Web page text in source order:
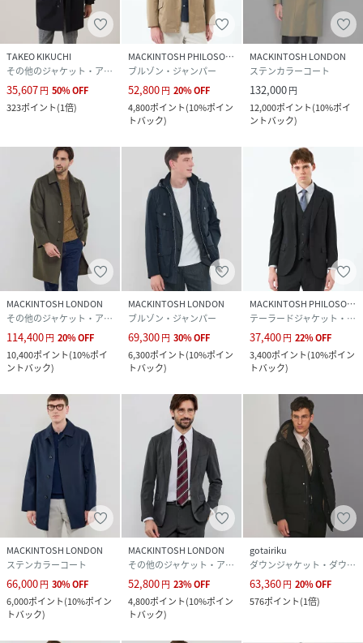
TAKEO KIKUCHI
その他のジャケット・アウター
35,607円 50%OFF
323ポイント(1倍)
MACKINTOSH PHILOSOPHY
ブルゾン・ジャンパー
52,800円 20%OFF
4,800ポイント(10%ポイン
トバック)
MACKINTOSH LONDON
ステンカラーコート
132,000円
12,000ポイント(10%ポイ
ントバック)
MACKINTOSH LONDON
その他のジャケット・アウター
114,400円 20%OFF
10,400ポイント(10%ポイ
ントバック)
MACKINTOSH LONDON
ブルゾン・ジャンパー
69,300円 30%OFF
6,300ポイント(10%ポイン
トバック)
MACKINTOSH PHILOSOPHY
テーラードジャケット・ブレザー
37,400円 22%OFF
3,400ポイント(10%ポイン
トバック)
MACKINTOSH LONDON
ステンカラーコート
66,000円 30%OFF
6,000ポイント(10%ポイン
トバック)
MACKINTOSH LONDON
その他のジャケット・アウター
52,800円 23%OFF
4,800ポイント(10%ポイン
トバック)
gotairiku
ダウンジャケット・ダウンベスト
63,360円 20%OFF
576ポイント(1倍)